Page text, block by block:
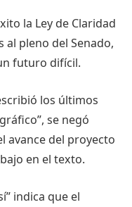
la Ley de Claridad
al pleno del Senado,
futuro difícil.
los últimos
se negó
avance del proyecto
en el texto.
indica que el